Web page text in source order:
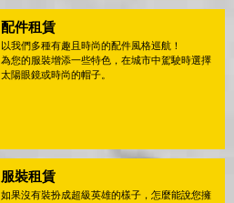
配件租賃
以我們多種有趣且時尚的配件風格巡航！
為您的服裝增添一些特色，在城市中駕駛時選擇
太陽眼鏡或時尚的帽子。
服裝租賃
如果沒有裝扮成超級英雄的樣子，怎麼能說您擁